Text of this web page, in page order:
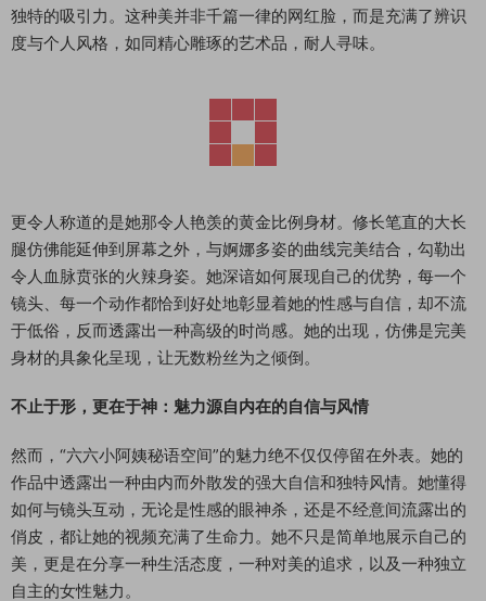
独特的吸引力。这种美并非千篇一律的网红脸，而是充满了辨识
度与个人风格，如同精心雕琢的艺术品，耐人寻味。
更令人称道的是她那令人艳羡的黄金比例身材。修长笔直的大长
腿仿佛能延伸到屏幕之外，与婀娜多姿的曲线完美结合，勾勒出
令人血脉贲张的火辣身姿。她深谙如何展现自己的优势，每一个
镜头、每一个动作都恰到好处地彰显着她的性感与自信，却不流
于低俗，反而透露出一种高级的时尚感。她的出现，仿佛是完美
身材的具象化呈现，让无数粉丝为之倾倒。
不止于形，更在于神：魅力源自内在的自信与风情
然而，“六六小阿姨秘语空间”的魅力绝不仅仅停留在外表。她的
作品中透露出一种由内而外散发的强大自信和独特风情。她懂得
如何与镜头互动，无论是性感的眼神杀，还是不经意间流露出的
俏皮，都让她的视频充满了生命力。她不只是简单地展示自己的
美，更是在分享一种生活态度，一种对美的追求，以及一种独立
自主的女性魅力。